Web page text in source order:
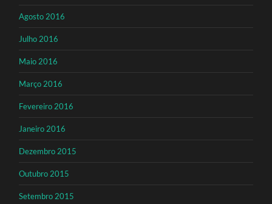
Agosto 2016
Julho 2016
Maio 2016
Março 2016
Fevereiro 2016
Janeiro 2016
Dezembro 2015
Outubro 2015
Setembro 2015